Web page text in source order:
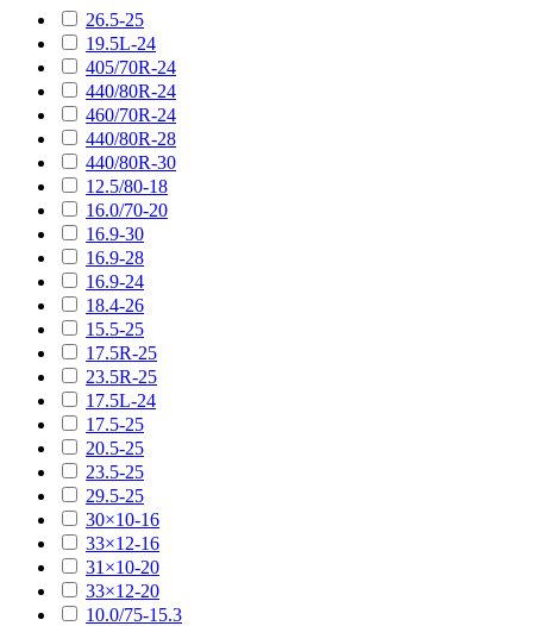
26.5-25
19.5L-24
405/70R-24
440/80R-24
460/70R-24
440/80R-28
440/80R-30
12.5/80-18
16.0/70-20
16.9-30
16.9-28
16.9-24
18.4-26
15.5-25
17.5R-25
23.5R-25
17.5L-24
17.5-25
20.5-25
23.5-25
29.5-25
30×10-16
33×12-16
31×10-20
33×12-20
10.0/75-15.3